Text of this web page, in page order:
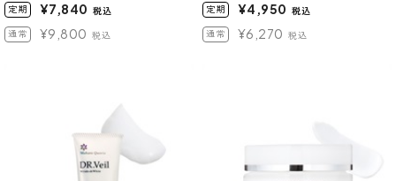
定期 ¥7,840 税込
通常 ¥9,800 税込
定期 ¥4,950 税込
通常 ¥6,270 税込